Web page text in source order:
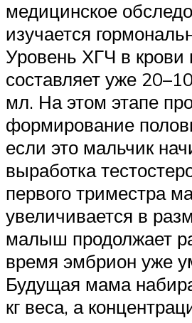
медицинское
изучается
Уровень ХГЧ в крови
составляет уже
мл. На этом этапе
формирование
если это мальчик
выработка
первого триместра
увеличивается в
малыш продолжает
время эмбрион уже
Будущая мама
кг веса, а